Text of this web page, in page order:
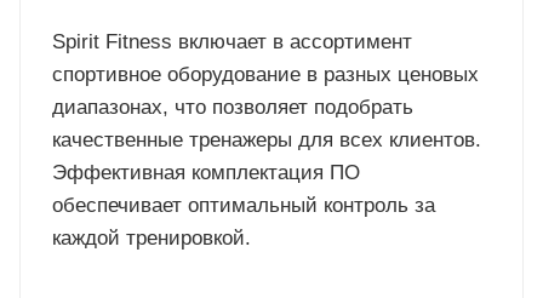
Spirit Fitness включает в ассортимент
спортивное оборудование в разных ценовых
диапазонах, что позволяет подобрать
качественные тренажеры для всех клиентов.
Эффективная комплектация ПО
обеспечивает оптимальный контроль за
каждой тренировкой.